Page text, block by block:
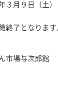
９日（土）
終了となりま
場与次郎館